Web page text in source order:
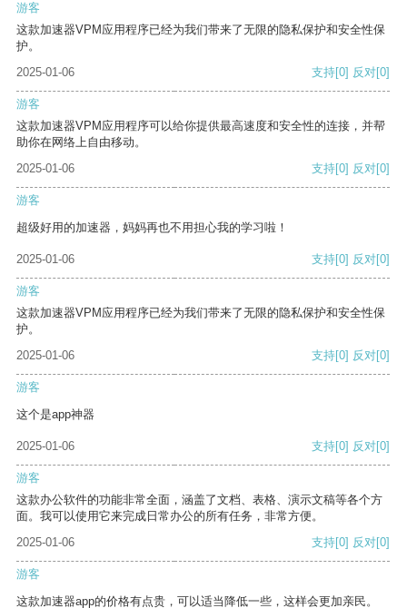
游客
这款加速器VPM应用程序已经为我们带来了无限的隐私保护和安全性保
护。
2025-01-06
支持[0] 反对[0]
游客
这款加速器VPM应用程序可以给你提供最高速度和安全性的连接，并帮
助你在网络上自由移动。
2025-01-06
支持[0] 反对[0]
游客
超级好用的加速器，妈妈再也不用担心我的学习啦！
2025-01-06 支持[0] 反对[0]
游客
这款加速器VPM应用程序已经为我们带来了无限的隐私保护和安全性保
护。
2025-01-06
支持[0] 反对[0]
游客
这个是app神器
2025-01-06 支持[0] 反对[0]
游客
这款办公软件的功能非常全面，涵盖了文档、表格、演示文稿等各个方
面。我可以使用它来完成日常办公的所有任务，非常方便。
2025-01-06
支持[0] 反对[0]
游客
这款加速器app的价格有点贵，可以适当降低一些，这样会更加亲民。